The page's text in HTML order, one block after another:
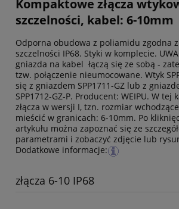
Kompaktowe złącza
szczelności, kabel: 6-10mm
Odporna obudowa z poliamidu zgodna z
szczelności IP68. Styki w komplecie.
gniazda na kabel łączą się ze sobą -
tzw. połączenie nieumocowane. Wtyk
się z gniazdem SPP1711-GZ lub z
SPP1712-GZ-P. Producent: WEIPU. W
złącza w wersji I, tzn. rozmiar
mieścić w granicach: 6-10mm. Po
artykułu można zapoznać się ze
parametrami i zobaczyć zdjęcie lub
Dodatkowe informacje:
złącza 6-10 IP68